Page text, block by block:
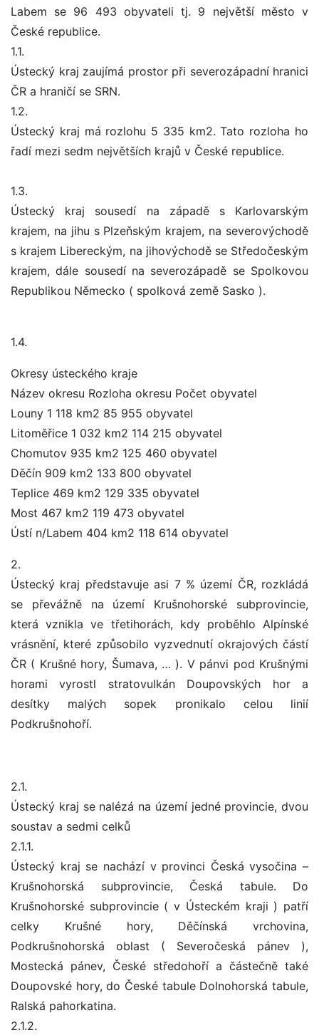
Labem se 96 493 obyvateli tj. 9 největší město v
České republice.
1.1.
Ústecký kraj zaujímá prostor při severozápadní hranici
ČR a hraničí se SRN.
1.2.
Ústecký kraj má rozlohu 5 335 km2. Tato rozloha ho
řadí mezi sedm největších krajů v České republice.
1.3.
Ústecký kraj sousedí na západě s Karlovarským
krajem, na jihu s Plzeňským krajem, na severovýchodě
s krajem Libereckým, na jihovýchodě se Středočeským
krajem, dále sousedí na severozápadě se Spolkovou
Republikou Německo ( spolková země Sasko ).
1.4.
Okresy ústeckého kraje
Název okresu Rozloha okresu Počet obyvatel
Louny 1 118 km2 85 955 obyvatel
Litoměřice 1 032 km2 114 215 obyvatel
Chomutov 935 km2 125 460 obyvatel
Děčín 909 km2 133 800 obyvatel
Teplice 469 km2 129 335 obyvatel
Most 467 km2 119 473 obyvatel
Ústí n/Labem 404 km2 118 614 obyvatel
2.
Ústecký kraj představuje asi 7 % území ČR, rozkládá
se převážně na území Krušnohorské subprovincie,
která vznikla ve třetihorách, kdy proběhlo Alpínské
vrásnění, které způsobilo vyzvednutí okrajových částí
ČR ( Krušné hory, Šumava, … ). V pánvi pod Krušnými
horami vyrostl stratovulkán Doupovských hor a
desítky malých sopek pronikalo celou linií
Podkrušnohoří.
2.1.
Ústecký kraj se nalézá na území jedné provincie, dvou
soustav a sedmi celků
2.1.1.
Ústecký kraj se nachází v provinci Česká vysočina –
Krušnohorská subprovincie, Česká tabule. Do
Krušnohorské subprovincie ( v Ústeckém kraji ) patří
celky Krušné hory, Děčínská vrchovina,
Podkrušnohorská oblast ( Severočeská pánev ),
Mostecká pánev, České středohoří a částečně také
Doupovské hory, do České tabule Dolnohorská tabule,
Ralská pahorkatina.
2.1.2.